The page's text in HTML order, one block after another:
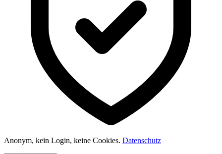
Anonym, kein Login, keine Cookies. Datenschutz